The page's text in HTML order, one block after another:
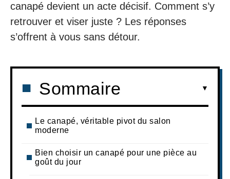
canapé devient un acte décisif. Comment s’y
retrouver et viser juste ? Les réponses
s’offrent à vous sans détour.
Sommaire
Le canapé, véritable pivot du salon
moderne
Bien choisir un canapé pour une pièce au
goût du jour